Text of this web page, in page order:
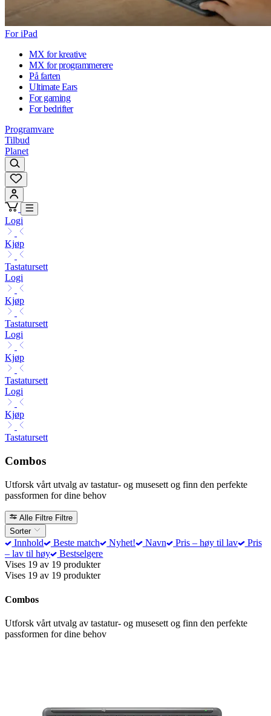
For iPad
MX for kreative
MX for programmerere
På farten
Ultimate Ears
For gaming
For bedrifter
Programvare
Tilbud
Planet
Logi
Kjøp
Tastatursett
Logi
Kjøp
Tastatursett
Logi
Kjøp
Tastatursett
Logi
Kjøp
Tastatursett
Combos
Utforsk vårt utvalg av tastatur- og musesett og finn den perfekte
passformen for dine behov
Alle Filtre Filtre
Sorter
Innhold Beste match Nyhet! Navn Pris – høy til lav
Pris
– lav til høy
Bestselgere
Vises 19 av 19 produkter
Vises 19 av 19 produkter
Combos
Utforsk vårt utvalg av tastatur- og musesett og finn den perfekte
passformen for dine behov